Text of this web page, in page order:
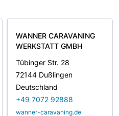
WANNER CARAVANING
WERKSTATT GMBH
Tübinger Str. 28
72144 Dußlingen
Deutschland
+49 7072 92888
wanner-caravaning.de